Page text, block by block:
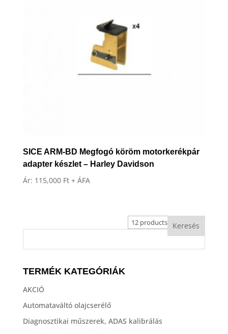
SICE ARM-BD Megfogó köröm motorkerékpár
adapter készlet – Harley Davidson
Ár: 115,000 Ft + ÁFA
TERMÉK KATEGÓRIÁK
AKCIÓ
Automataváltó olajcserélő
Diagnosztikai műszerek, ADAS kalibrálás